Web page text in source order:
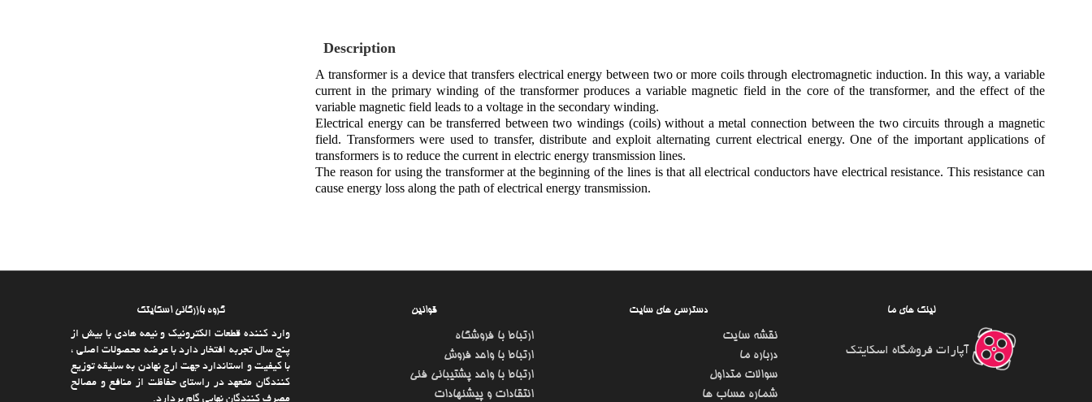
Description
A transformer is a device that transfers electrical energy between two or more coils through electromagnetic induction. In this way, a variable
current in the primary winding of the transformer produces a variable magnetic field in the core of the transformer, and the effect of the
variable magnetic field leads to a voltage in the secondary winding.
Electrical energy can be transferred between two windings (coils) without a metal connection between the two circuits through a magnetic
field. Transformers were used to transfer, distribute and exploit alternating current electrical energy. One of the important applications of
transformers is to reduce the current in electric energy transmission lines.
The reason for using the transformer at the beginning of the lines is that all electrical conductors have electrical resistance. This resistance can
cause energy loss along the path of electrical energy transmission.
گروه بازرگانی اسکایتک
وارد كننده قطعات الکترونیک و نیمه هادی با بیش از
پنج سال تجربه افتخار دارد با عرضه محصولات اصلی ،
با كیفیت و استاندارد جهت ارج نهادن به سلیقه توزیع
كنندگان متعهد در راستای حفاظت از منافع و مصالح
قوانین
ارتباط با فروشگاه
ارتباط با واحد فروش
ارتباط با واحد پشتیبانی فنی
انتقادات و پیشنهادات
دسترسی های سایت
نقشه سایت
درباره ما
سوالات متداول
شماره حساب ها
لینک های ما
آپارات فروشگاه اسکایتک